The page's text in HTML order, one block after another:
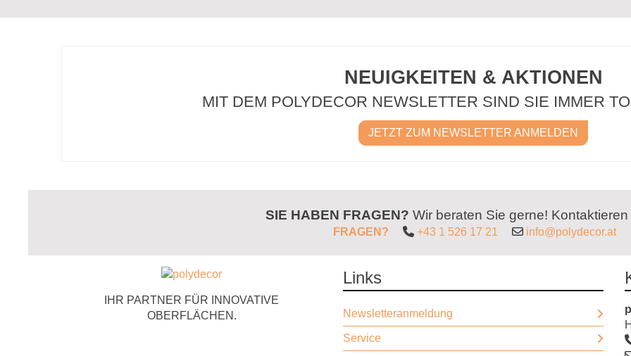
NEUIGKEITEN & AKTIONEN
MIT DEM POLYDECOR NEWSLETTER SIND SIE IMMER
JETZT ZUM NEWSLETTER ANMELDEN
SIE HABEN FRAGEN? Wir beraten Sie gerne!
FRAGEN? +43 1 526 17 21 info@polydecor.at
IHR PARTNER FÜR INNOVATIVE
OBERFLÄCHEN.
Links
Newsletteranmeldung
Service